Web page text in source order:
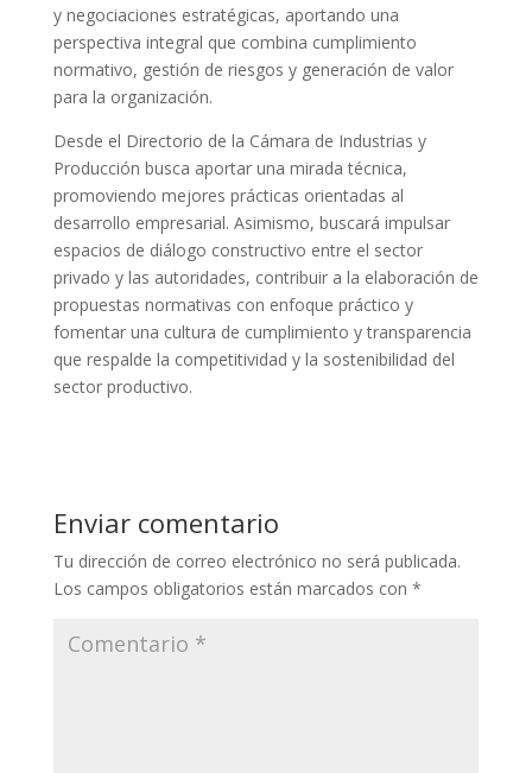
y negociaciones estratégicas, aportando una
perspectiva integral que combina cumplimiento
normativo, gestión de riesgos y generación de valor
para la organización.
Desde el Directorio de la Cámara de Industrias y
Producción busca aportar una mirada técnica,
promoviendo mejores prácticas orientadas al
desarrollo empresarial. Asimismo, buscará impulsar
espacios de diálogo constructivo entre el sector
privado y las autoridades, contribuir a la elaboración de
propuestas normativas con enfoque práctico y
fomentar una cultura de cumplimiento y transparencia
que respalde la competitividad y la sostenibilidad del
sector productivo.
Enviar comentario
Tu dirección de correo electrónico no será publicada.
Los campos obligatorios están marcados con *